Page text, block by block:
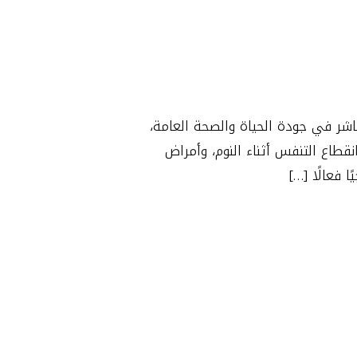
في جودة الحياة والصحة العامة،
التنفس أثناء النوم، وأمراض
فعالًا […]